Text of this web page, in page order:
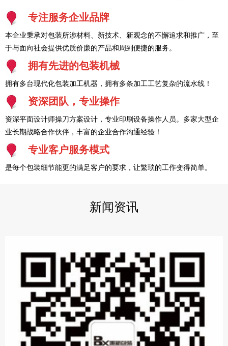
专注服务企业品牌
本企业秉承对包装所涉材料、新技术、新观念的不懈追求和推广，至
于与面向社会提供优质价廉的产品和周到便捷的服务。
拥有先进的包装机械
拥有多台现代化包装加工机器，拥有多条加工工艺复杂的流水线！
资深团队，专业操作
资深平面设计师操刀方案设计，专业印刷设备操作人员。多家大型企
业长期战略合作伙伴，丰富的企业合作沟通经验！
专业客户服务模式
是每个包装细节能更的满足客户的要求，让繁琐的工作变得简单。
新闻资讯